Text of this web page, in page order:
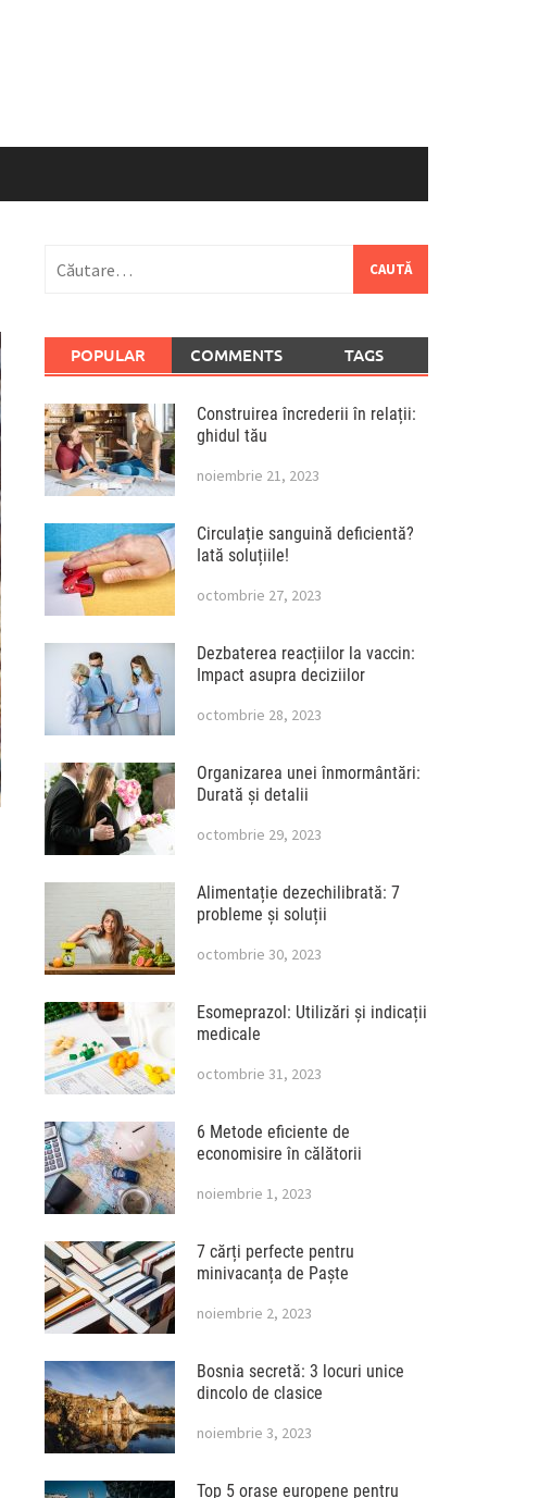
după:
POPULAR COMMENTS TAGS
Construirea încrederii în relații:
ghidul tău
noiembrie 21, 2023
Circulație sanguină deficientă?
Iată soluțiile!
octombrie 27, 2023
Dezbaterea reacțiilor la vaccin:
Impact asupra deciziilor
octombrie 28, 2023
Organizarea unei înmormântări:
Durată și detalii
octombrie 29, 2023
Alimentație dezechilibrată: 7
probleme și soluții
octombrie 30, 2023
Esomeprazol: Utilizări și indicații
medicale
octombrie 31, 2023
6 Metode eficiente de
economisire în călătorii
noiembrie 1, 2023
7 cărți perfecte pentru
minivacanța de Paște
noiembrie 2, 2023
Bosnia secretă: 3 locuri unice
dincolo de clasice
noiembrie 3, 2023
Top 5 orașe europene pentru